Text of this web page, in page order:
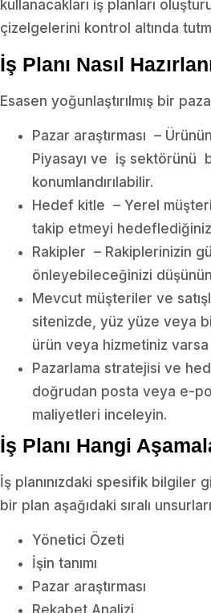
kullanacakları iş planları
çizelgelerini kontrol altında
İş Planı Nasıl
Esasen yoğunlaştırılmış bir
Pazar araştırması –
Piyasayı ve iş sektörünü
konumlandırılabilir.
Hedef kitle – Yerel
takip etmeyi hedeflediğinizi
Rakipler – Rakiplerinizin
önleyebileceğinizi
Mevcut müşteriler ve
sitenizde, yüz yüze veya bir
ürün veya hizmetiniz
Pazarlama stratejisi ve
doğrudan posta veya e-
maliyetleri inceleyin.
İş Planı Hangi
İş planınızdaki spesifik bilgiler
bir plan aşağıdaki sıralı
Yönetici Özeti
İşin tanımı
Pazar araştırması